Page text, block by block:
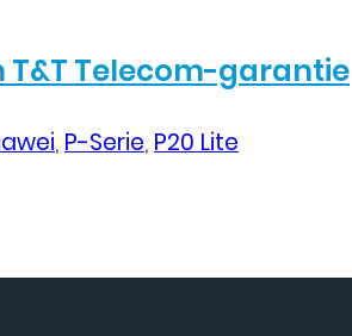
T&T Telecom-garantie
, P-Serie, P20 Lite